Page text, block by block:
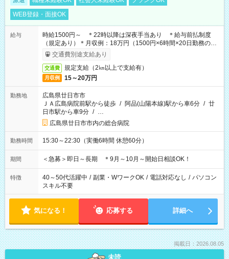
WEB登録・面接OK
給与
時給1500円～ ＊22時以降は深夜手当あり ＊給与前払制度
（規定あり）＊月収例：18万円（1500円×6時間×20日勤務の場
合）交通費別途支給あり
交通費 規定支給（2㎞以上で支給有）
月収例 15～20万円
勤務地
広島県廿日市市
ＪＡ広島病院前駅から徒歩 / 阿品(山陽本線)駅から車6分 / 廿
日市駅から車9分 / …
広島県廿日市市内の総合病院
勤務時間 15:30～22:30（実働6時間 休憩60分）
期間 ＜急募＞即日～長期 ＊9月～10月～開始日相談OK！
特徴 40～50代活躍中 / 副業・WワークOK / 電話対応なし / パソコン
スキル不要
気になる！ 応募する 詳細へ
掲載日：2026.08.05
未読